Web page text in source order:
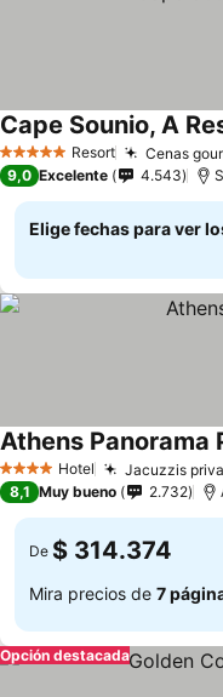
5 Estrellas Resort Cenas
Cape Sounio, A
9,0 Excelente 4.543
Elige fechas para ver
4 EstrellasHotel Jacuzzis
Athens Panorama
8,1 Muy bueno 2.732
De $ 314.374
Mira precios de 7
Opción destacada